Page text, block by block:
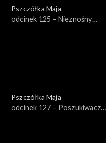
Pszczółka Maja
odcinek 125 – Nieznośny
Pszczółka Maja
odcinek 127 – Poszukiwacze